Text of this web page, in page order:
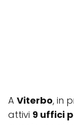
A Viterbo, in
attivi 9 uffici